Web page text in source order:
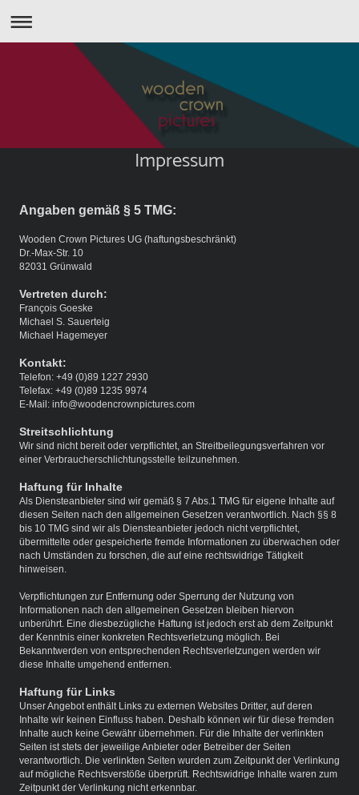
Impressum
Angaben gemäß § 5 TMG:
Wooden Crown Pictures UG (haftungsbeschränkt)
Dr.-Max-Str. 10
82031 Grünwald
Vertreten durch:
François Goeske
Michael S. Sauerteig
Michael Hagemeyer
Kontakt:
Telefon: +49 (0)89 1227 2930
Telefax: +49 (0)89 1235 9974
E-Mail: info@woodencrownpictures.com
Streitschlichtung
Wir sind nicht bereit oder verpflichtet, an Streitbeilegungsverfahren vor
einer Verbraucherschlichtungsstelle teilzunehmen.
Haftung für Inhalte
Als Diensteanbieter sind wir gemäß § 7 Abs.1 TMG für eigene Inhalte auf
diesen Seiten nach den allgemeinen Gesetzen verantwortlich. Nach §§ 8
bis 10 TMG sind wir als Diensteanbieter jedoch nichtverpflichtet,
übermittelte oder gespeicherte fremde Informationen zu überwachen oder
nach Umständen zu forschen, die auf eine rechtswidrige Tätigkeit
hinweisen.
Verpflichtungen zur Entfernung oder Sperrung der Nutzung von
Informationen nach den allgemeinen Gesetzen bleiben hiervon
unberührt. Eine diesbezügliche Haftung ist jedoch erst ab dem Zeitpunkt
der Kenntnis einer konkreten Rechtsverletzung möglich. Bei
Bekanntwerden von entsprechenden Rechtsverletzungen werden wir
diese Inhalte umgehend entfernen.
Haftung für Links
Unser Angebot enthält Links zu externen Websites Dritter, auf deren
Inhalte wir keinen Einfluss haben. Deshalb können wir für diese fremden
Inhalte auch keine Gewähr übernehmen. Für die Inhalte der verlinkten
Seiten ist stets der jeweilige Anbieter oder Betreiber der Seiten
verantwortlich. Die verlinkten Seiten wurden zum Zeitpunkt der Verlinkung
auf mögliche Rechtsverstöße überprüft. Rechtswidrige Inhalte waren zum
Zeitpunkt der Verlinkung nicht erkennbar.